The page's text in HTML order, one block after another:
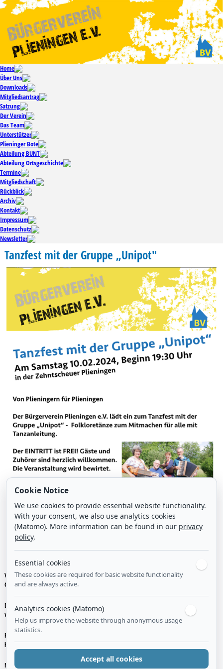
Home
Über Uns
Downloads
Mitgliedsantrag
Satzung
Der Verein
Das Team
Unterstützer
Plieninger Bote
Abteilung BUNT
Abteilung Ortsgeschichte
Termine
Mitgliedschaft
Rückblick
Archiv
Kontakt
Impressum
Datenschutz
Newsletter
Tanzfest mit der Gruppe „Unipot"
Von Plieningern für Plieningen. Der Bürgerverein lädt ein zum Tanzfest mit der
Gruppe „Unipot" - Folkloretänze zum Mitmachen für alle mit Tanzanleitung.
Der EINTRITT ist FREI! Gäste und Zuhörer sind herzlich willkommen. Die
Veranstaltung wird bewirtet.
Für Fragen und weitere Infos: Tel.: 0176 / 56 90 14 77 Email:
hermann.nolle@web.de
Mit freundlichen Grüßen,
Cookie Notice
We use cookies to provide essential website functionality.
With your consent, we also use analytics cookies
(Matomo). More information can be found in our privacy
policy.
Essential cookies
These cookies are required for basic website functionality
and are always active.
Analytics cookies (Matomo)
Help us improve the website through anonymous usage
statistics.
Accept all cookies